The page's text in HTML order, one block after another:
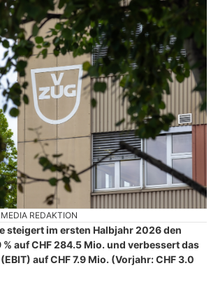
REDAKTION
steigert im ersten Halbjahr 2026 den
auf CHF 284.5 Mio. und verbessert das
auf CHF 7.9 Mio. (Vorjahr: CHF 3.0